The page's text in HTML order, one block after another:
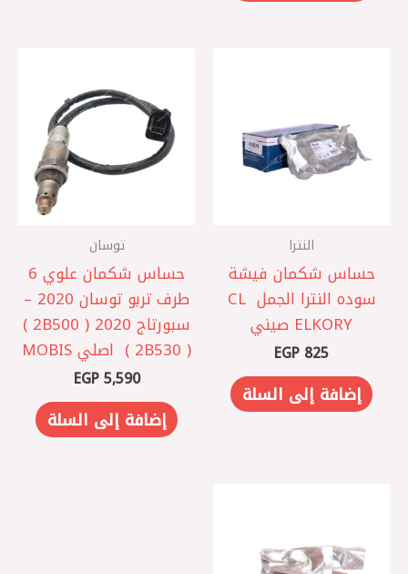
النترا
حساس شكمان فيشة
سوده النترا الجمل ‏ CL
ELKORY صيني
EGP 825
إضافة إلى السلة
توسان
حساس شكمان علوي 6
طرف تربو توسان 2020 –
سبورتاج 2020 ( 2B500 )
( 2B530 ) ‏ اصلي MOBIS
EGP5,590
إضافة إلى السلة